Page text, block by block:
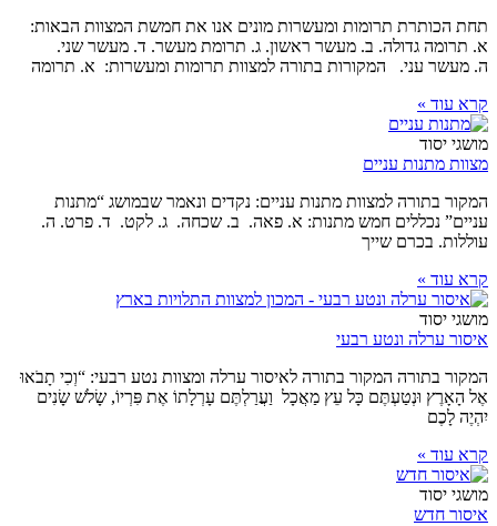
תחת הכותרת תרומות ומעשרות מונים אנו את חמשת המצוות הבאות:
א. תרומה גדולה. ב. מעשר ראשון. ג. תרומת מעשר. ד. מעשר שני.
ה. מעשר עני. המקורות בתורה למצוות תרומות ומעשרות: א. תרומה
קרא עוד »
מושגי יסוד
מצוות מתנות עניים
המקור בתורה למצוות מתנות עניים: נקדים ונאמר שבמושג “מתנות
עניים” נכללים חמש מתנות: א. פאה. ב. שכחה. ג. לקט. ד. פרט. ה.
עוללות. בכרם שייך
קרא עוד »
מושגי יסוד
איסור ערלה ונטע רבעי
המקור בתורה המקור בתורה לאיסור ערלה ומצוות נטע רבעי: “וְכִי תָבֹאוּ
אֶל הָאָרֶץ וּנְטַעְתֶּם כָּל עֵץ מַאֲכָל וַעֲרַלְתֶּם עָרְלָתוֹ אֶת פִּרְיוֹ, שָׂלֹש שָׂנִים
יִהְיֶה לָכֶם
קרא עוד »
מושגי יסוד
איסור חדש